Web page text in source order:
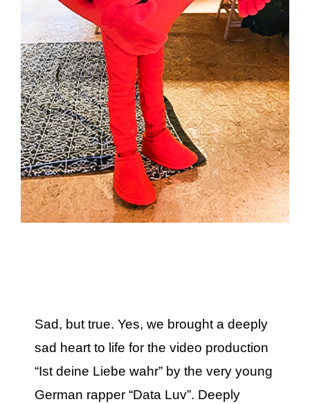
Sad, but true. Yes, we brought a deeply
sad heart to life for the video production
“Ist deine Liebe wahr” by the very young
German rapper “Data Luv”. Deeply